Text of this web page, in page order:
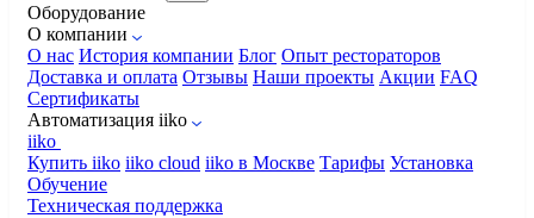
Оборудование
О компании
О нас История компании Блог Опыт рестораторов
Доставка и оплата Отзывы Наши проекты Акции FAQ
Сертификаты
Автоматизация iiko
iiko
Купить iiko iiko cloud iiko в Москве Тарифы Установка
Обучение
Техническая поддержка